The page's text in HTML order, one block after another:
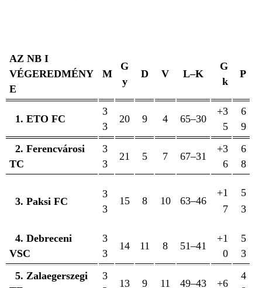
AZ NB I
VÉGEREDMÉNY
E
M
G
y
D V L–K
G
k
P
1. ETO FC
3
3
20 9 4 65–30
+3
5
6
9
2. Ferencvárosi
TC
3
3
21 5 7 67–31
+3
6
6
8
3. Paksi FC
3
3
15 8 10 63–46
+1
7
5
3
4. Debreceni
VSC
3
3
14 11 8 51–41
+1
0
5
3
5. Zalaegerszegi
3
13 9 11 49–43 +6
4